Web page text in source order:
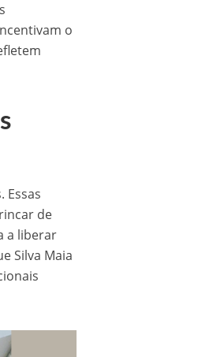
o
Essas
de
a liberar
Silva Maia